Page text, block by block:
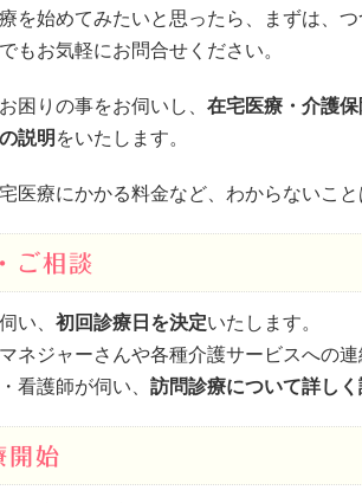
を始めてみたいと思ったら、まずは、つ
もお気軽にお問合せください。
困りの事をお伺いし、 在宅医療・介護保
説明 をいたします。
医療にかかる料金など、わからないこと
ご相談
い、 初回診療日を決定いたします。
ネジャーさんや各種介護サービスへの連
看護師が伺い、 訪問診療について詳し
始